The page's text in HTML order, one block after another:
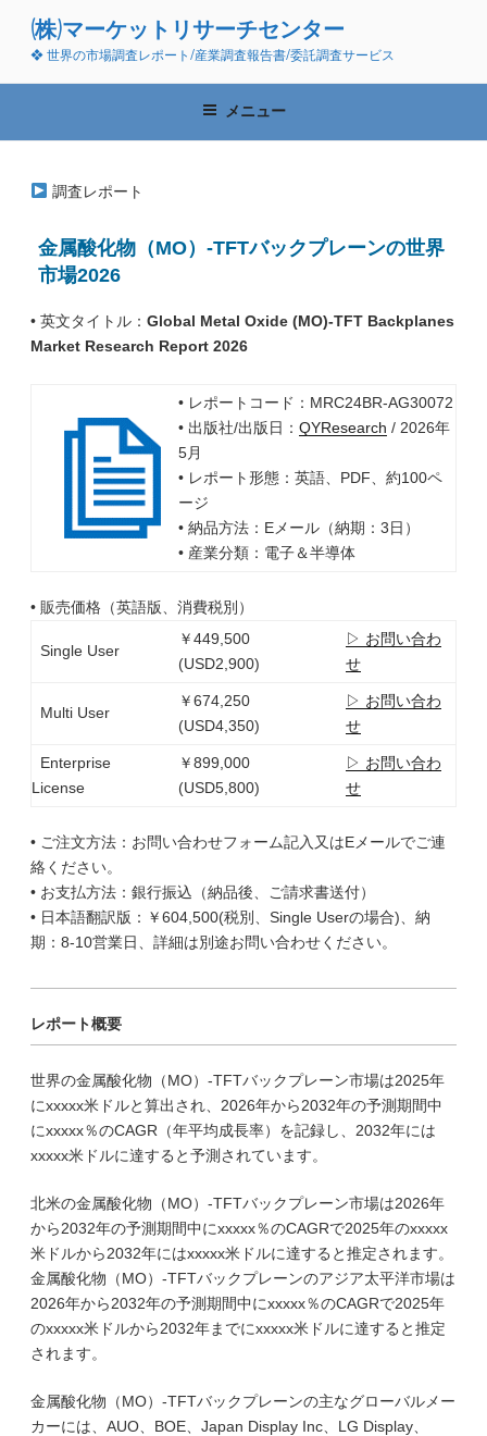
ン
(株)マーケットリサーチセンター
❖ 世界の市場調査レポート/産業調査報告書/委託調査サービス
メニュー
調査レポート
金属酸化物（MO）-TFTバックプレーンの世界
市場2026
• 英文タイトル： Global Metal Oxide (MO)-TFT Backplanes
Market Research Report 2026
• レポートコード：MRC24BR-AG30072
• 出版社/出版日： QYResearch / 2026年
5月
• レポート形態：英語、PDF、約100ペ
ージ
• 納品方法：Eメール（納期：3日）
• 産業分類：電子＆半導体
• 販売価格（英語版、消費税別）
Single User
￥449,500
(USD2,900)
▷ お問い合わ
せ
Multi User
￥674,250
(USD4,350)
▷ お問い合わ
せ
Enterprise
License
￥899,000
(USD5,800)
▷ お問い合わ
せ
• ご注文方法：お問い合わせフォーム記入又はEメールでご連
絡ください。
• お支払方法：銀行振込（納品後、ご請求書送付）
• 日本語翻訳版：￥604,500(税別、Single Userの場合)、納
期：8-10営業日、詳細は別途お問い合わせください。
レポート概要
世界の金属酸化物（MO）-TFTバックプレーン市場は2025年
にxxxxx米ドルと算出され、2026年から2032年の予測期間中
にxxxxx％のCAGR（年平均成長率）を記録し、2032年には
xxxxx米ドルに達すると予測されています。
北米の金属酸化物（MO）-TFTバックプレーン市場は2026年
から2032年の予測期間中にxxxxx％のCAGRで2025年のxxxxx
米ドルから2032年にはxxxxx米ドルに達すると推定されます。
金属酸化物（MO）-TFTバックプレーンのアジア太平洋市場は
2026年から2032年の予測期間中にxxxxx％のCAGRで2025年
のxxxxx米ドルから2032年までにxxxxx米ドルに達すると推定
されます。
金属酸化物（MO）-TFTバックプレーンの主なグローバルメー
カーには、AUO、BOE、Japan Display Inc、LG Display、